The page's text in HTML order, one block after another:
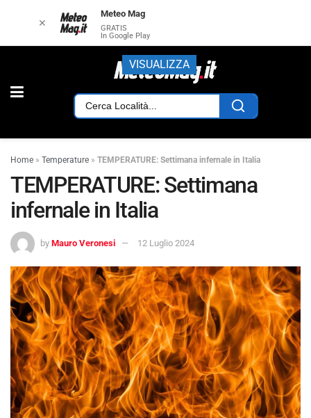
Home » Temperature » TEMPERATURE: Settimana infernale in Italia
TEMPERATURE: Settimana
infernale in Italia
by Mauro Veronesi 12 Luglio 2024
✕
Meteo Mag
GRATIS
In Google Play
VISUALIZZA